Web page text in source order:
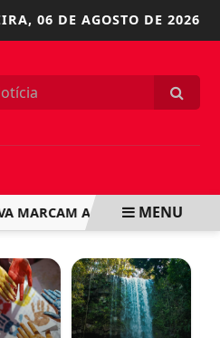
06 DE AGOSTO DE 2026
A PREVISÃO DO TEMPO
MENU